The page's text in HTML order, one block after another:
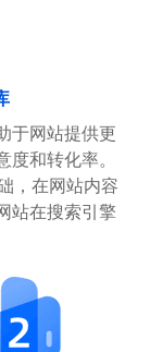
于网站提供更
和转化率。
，在网站内容
站在搜索引擎